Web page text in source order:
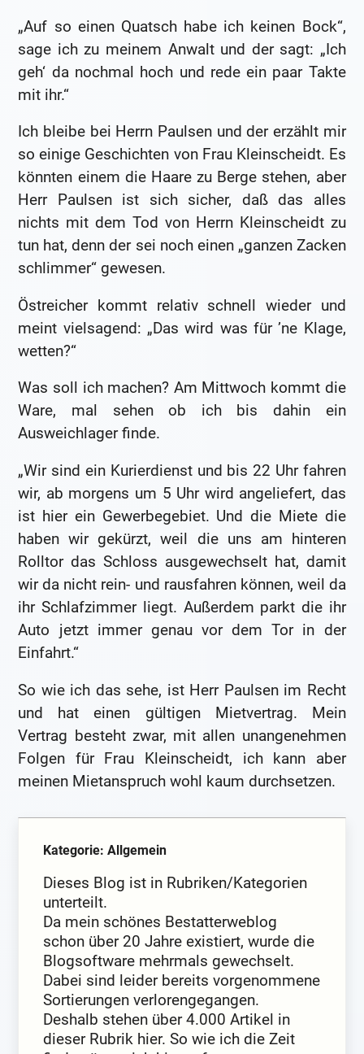
„Auf so einen Quatsch habe ich keinen Bock“,
sage ich zu meinem Anwalt und der sagt: „Ich
geh‘ da nochmal hoch und rede ein paar Takte
mit ihr.“
Ich bleibe bei Herrn Paulsen und der erzählt mir
so einige Geschichten von Frau Kleinscheidt. Es
könnten einem die Haare zu Berge stehen, aber
Herr Paulsen ist sich sicher, daß das alles
nichts mit dem Tod von Herrn Kleinscheidt zu
tun hat, denn der sei noch einen „ganzen Zacken
schlimmer“ gewesen.
Östreicher kommt relativ schnell wieder und
meint vielsagend: „Das wird was für ’ne Klage,
wetten?“
Was soll ich machen? Am Mittwoch kommt die
Ware, mal sehen ob ich bis dahin ein
Ausweichlager finde.
„Wir sind ein Kurierdienst und bis 22 Uhr fahren
wir, ab morgens um 5 Uhr wird angeliefert, das
ist hier ein Gewerbegebiet. Und die Miete die
haben wir gekürzt, weil die uns am hinteren
Rolltor das Schloss ausgewechselt hat, damit
wir da nicht rein- und rausfahren können, weil da
ihr Schlafzimmer liegt. Außerdem parkt die ihr
Auto jetzt immer genau vor dem Tor in der
Einfahrt.“
So wie ich das sehe, ist Herr Paulsen im Recht
und hat einen gültigen Mietvertrag. Mein
Vertrag besteht zwar, mit allen unangenehmen
Folgen für Frau Kleinscheidt, ich kann aber
meinen Mietanspruch wohl kaum durchsetzen.
Kategorie: Allgemein
Dieses Blog ist in Rubriken/Kategorien
unterteilt.
Da mein schönes Bestatterweblog
schon über 20 Jahre existiert, wurde die
Blogsoftware mehrmals gewechselt.
Dabei sind leider bereits vorgenommene
Sortierungen verlorengegangen.
Deshalb stehen über 4.000 Artikel in
dieser Rubrik hier. So wie ich die Zeit